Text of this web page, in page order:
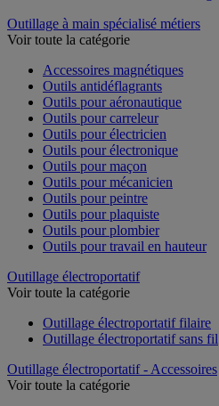
Outillage à main spécialisé métiers
Voir toute la catégorie
Accessoires magnétiques
Outils antidéflagrants
Outils pour aéronautique
Outils pour carreleur
Outils pour électricien
Outils pour électronique
Outils pour maçon
Outils pour mécanicien
Outils pour peintre
Outils pour plaquiste
Outils pour plombier
Outils pour travail en hauteur
Outillage électroportatif
Voir toute la catégorie
Outillage électroportatif filaire
Outillage électroportatif sans fil
Outillage électroportatif - Accessoires
Voir toute la catégorie